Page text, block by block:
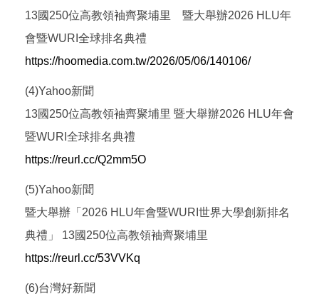
13國250位高教領袖齊聚埔里 暨大舉辦2026 HLU年
會暨WURI全球排名典禮
https://hoomedia.com.tw/2026/05/06/140106/
(4)Yahoo新聞
13國250位高教領袖齊聚埔里 暨大舉辦2026 HLU年會
暨WURI全球排名典禮
https://reurl.cc/Q2mm5O
(5)Yahoo新聞
暨大舉辦「2026 HLU年會暨WURI世界大學創新排名
典禮」 13國250位高教領袖齊聚埔里
https://reurl.cc/53VVKq
(6)台灣好新聞